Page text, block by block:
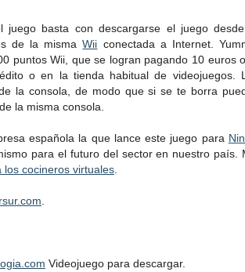
juego basta con descargarse el juego
de la mismaWii conectada a Internet.
puntos Wii, que se logran pagando 10 euros
o en la tienda habitual de videojuegos.
la consola, de modo que si se te borra
la misma consola.
española la que lance este juego para
para el futuro del sector en nuestro país.
los cocineros virtuales
Videojuego para descargar.